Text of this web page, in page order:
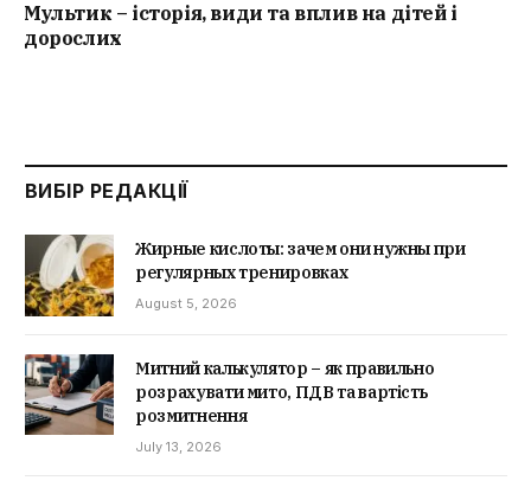
Мультик – історія, види та вплив на дітей і
дорослих
ВИБІР РЕДАКЦІЇ
Жирные кислоты: зачем они нужны при
регулярных тренировках
August 5, 2026
Митний калькулятор – як правильно
розрахувати мито, ПДВ та вартість
розмитнення
July 13, 2026